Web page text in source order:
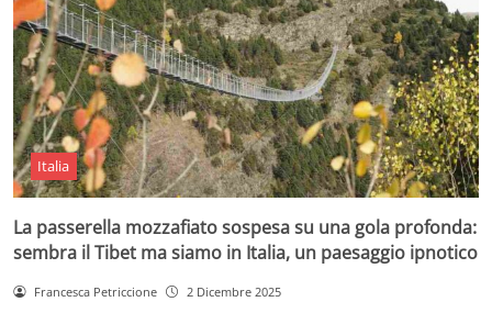
Italia
La passerella mozzafiato sospesa su una gola profonda:
sembra il Tibet ma siamo in Italia, un paesaggio ipnotico
Francesca Petriccione 2 Dicembre 2025